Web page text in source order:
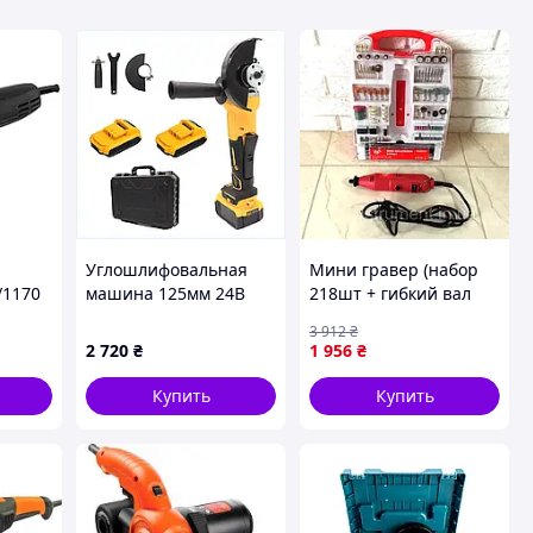
Углошлифовальная
машина 125мм 24В
42P32H204
2 720 ₴
Купить
Мини гравер (набор
218шт + гибкий вал
металлу,
Шлифовальная
машина пряма Готово
к отправке
1 956 ₴
3 912₴
Купить